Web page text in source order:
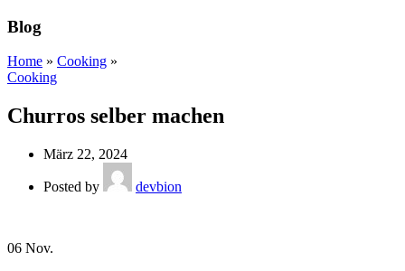
Blog
Home » Cooking »
Cooking
Churros selber machen
März 22, 2024
Posted by devbion
06 Nov.